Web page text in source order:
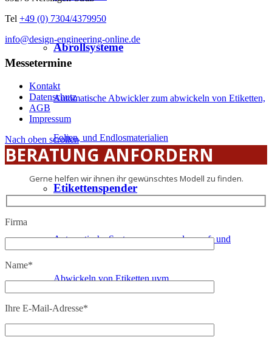
Abrollsysteme
Automatische Abwickler zum abwickeln von Etiketten,
Folien, und Endlosmaterialien
Etikettenspender
Automatische Systeme zum spenden, auf- und
Abwickeln von Etiketten uvm
Tel +49 (0) 7304/4379950
info@design-engineering-online.de
Messetermine
Kontakt
Datenschutz
AGB
Impressum
Nach oben scrollen
BERATUNG ANFORDERN
Gerne helfen wir ihnen ihr gewünschtes Modell zu finden.
Firma
Name*
Ihre E-Mail-Adresse*